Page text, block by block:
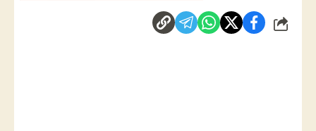
شارك